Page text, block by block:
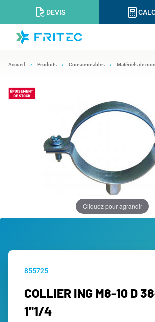
DEVIS
Accueil Produits Consommables Matériels de
Cliquez pour agrandir
855725
COLLIER ING M8-10 D
1"1/4